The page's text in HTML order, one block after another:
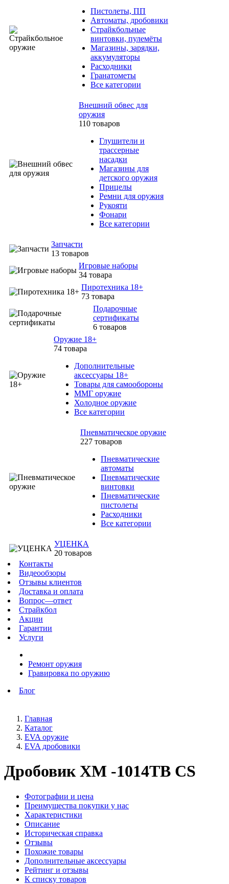
Пистолеты, ПП
Автоматы, дробовики
Страйкбольные
винтовки, пулемёты
Магазины, зарядки,
аккумуляторы
Расходники
Гранатометы
Все категории
Внешний обвес для
оружия
110 товаров
Глушители и
трассерные
насадки
Магазины для
детского оружия
Прицелы
Ремни для оружия
Рукояти
Фонари
Все категории
Запчасти
13 товаров
Игровые наборы
34 товара
Пиротехника 18+
73 товара
Подарочные
сертификаты
6 товаров
Оружие 18+
74 товара
Дополнительные
аксессуары 18+
Товары для самообороны
ММГ оружие
Холодное оружие
Все категории
Пневматическое оружие
227 товаров
Пневматические
автоматы
Пневматические
винтовки
Пневматические
пистолеты
Расходники
Все категории
УЦЕНКА
20 товаров
Контакты
Видеообзоры
Отзывы клиентов
Доставка и оплата
Вопрос—ответ
Страйкбол
Акции
Гарантии
Услуги
Ремонт оружия
Гравировка по оружию
Блог
Главная
Каталог
EVA оружие
EVA дробовики
Дробовик XM -1014TB CS
Фотографии и цена
Преимущества покупки у нас
Характеристики
Описание
Историческая справка
Отзывы
Похожие товары
Дополнительные аксессуары
Рейтинг и отзывы
К списку товаров